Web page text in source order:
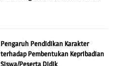
Pengaruh Pendidikan Karakter
terhadap Pembentukan Kepribadian
Siswa/Peserta Didik